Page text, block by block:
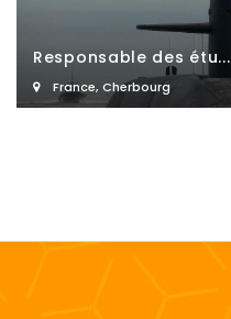
Responsable des étu...
France, Cherbourg